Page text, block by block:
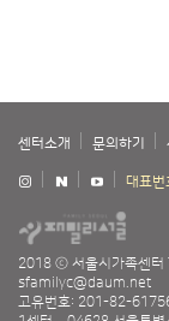
센터소개 문의하기
대표번
2018 ⓒ 서울시가족센터
sfamilyc@daum.net
고유번호: 201-82-